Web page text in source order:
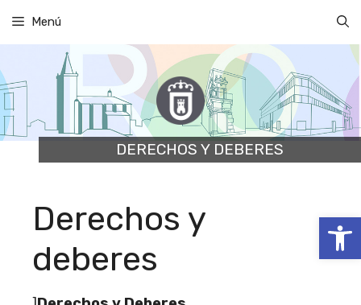
Abrir
contenido
Menú
DERECHOS Y DEBERES
Derechos y
deberes